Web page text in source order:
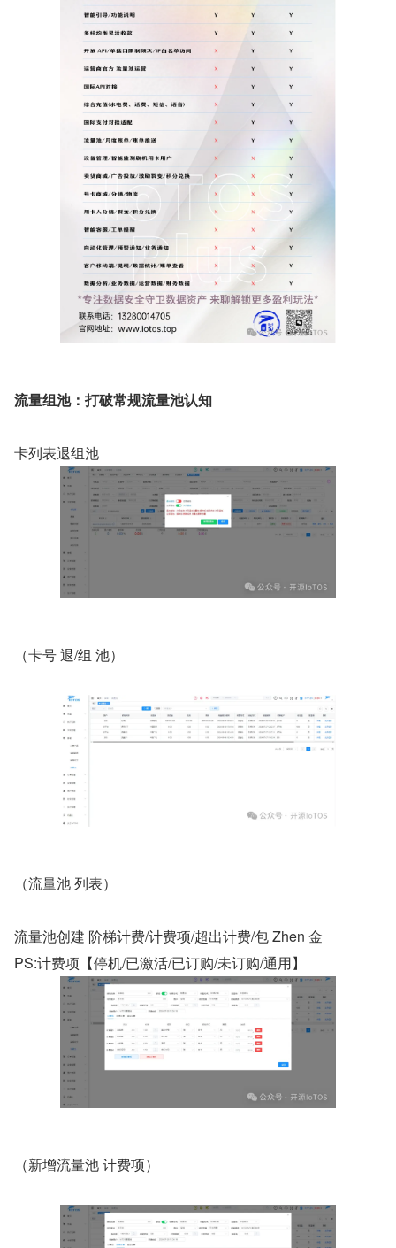
流量组池：打破常规流量池认知
卡列表退组池
（卡号 退/组 池）
（流量池 列表）
流量池创建 阶梯计费/计费项/超出计费/包 Zhen 金
PS:计费项【停机/已激活/已订购/未订购/通用】
（新增流量池 计费项）